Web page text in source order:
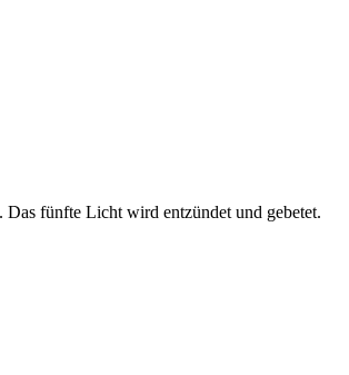
fünfte Licht wird entzündet und gebetet.